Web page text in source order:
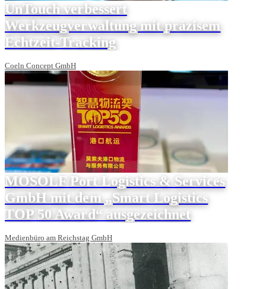
UnTouch verbessert
Werkzeugverwaltung mit präzisem
Echtzeit-Tracking
Coeln Concept GmbH
MOSOLF Port Logistics & Services
GmbH mit dem „Smart Logistics
TOP 50 Award“ ausgezeichnet
Medienbüro am Reichstag GmbH